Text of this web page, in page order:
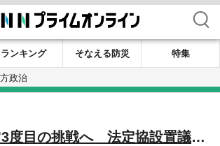
検索
ランキング そなえる防災
特集
政治
度目の挑戦へ 法定協設置議案